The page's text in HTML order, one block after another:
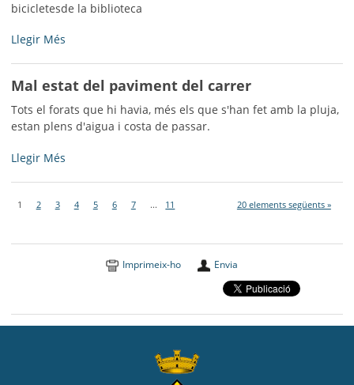
bicicletesde la biblioteca
Pilona
Llegir Més
Mal estat del paviment del carrer
Tots el forats que hi havia, més els que s'han fet amb la pluja,
estan plens d'aigua i costa de passar.
Mal
paviment
carrer
Llegir Més
20 elements següents »
1 2 3 4 5 6 7 ... 11
Imprimeix-ho Envia